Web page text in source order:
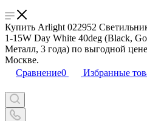
Купить Arlight 022952
1-15W Day White 40deg (Black,
Металл, 3 года) по выгодной
Москве.
Сравнение0 Избранные